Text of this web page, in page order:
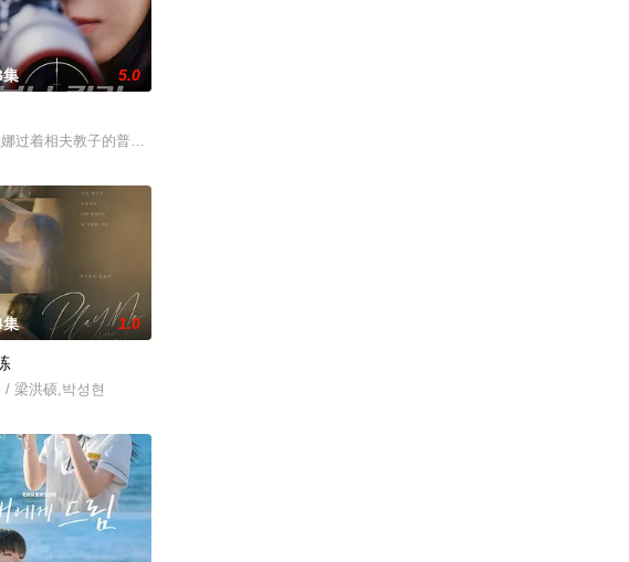
拉（郑恩彩 饰）空降，两个
，对方还自称是她的男友。这段剪不断理还乱的棘手关系，能发
入泥淖般离婚诉讼的医师邻居。两对夫妻卷入连外遇都算小事的惊人秘密后，展开了一连串失控
5.0
过着相夫教子的普通生活。表面上她看起来温顺和善，还很怕婆婆，真实身份却是4年前突然隐
취재에 따르면, 박진희는 KBS 새
的一个孩子和面对冷酷的偏见和命运，重新找回自己人生的女性故事。
1.0
/ 梁洪硕,박성현